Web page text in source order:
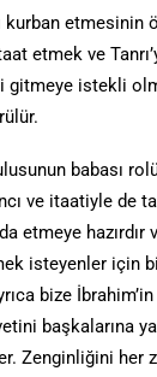
kurban
etmek ve
gitmeye istekli
babası
ve itaatiyle de
etmeye
isteyenler için
bize
başkalarına
Zenginliğini her